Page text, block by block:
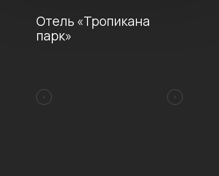
Отель «Тропикана
парк»